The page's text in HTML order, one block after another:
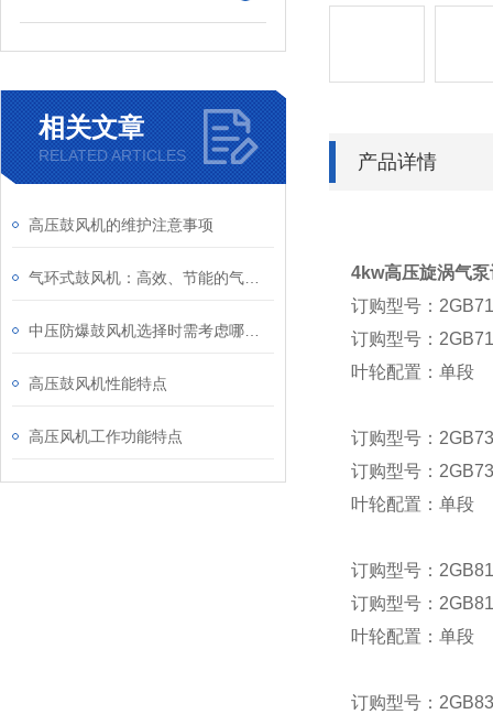
相关文章
RELATED ARTICLES
高压鼓风机的维护注意事项
高压鼓风机性能特点
高压风机工作功能特点
产品详情
4kw高压旋涡气
订购型号：
订购型号：
叶轮配置：单段
订购型号：
订购型号：
叶轮配置：单段
订购型号：
订购型号：
叶轮配置：单段
订购型号：